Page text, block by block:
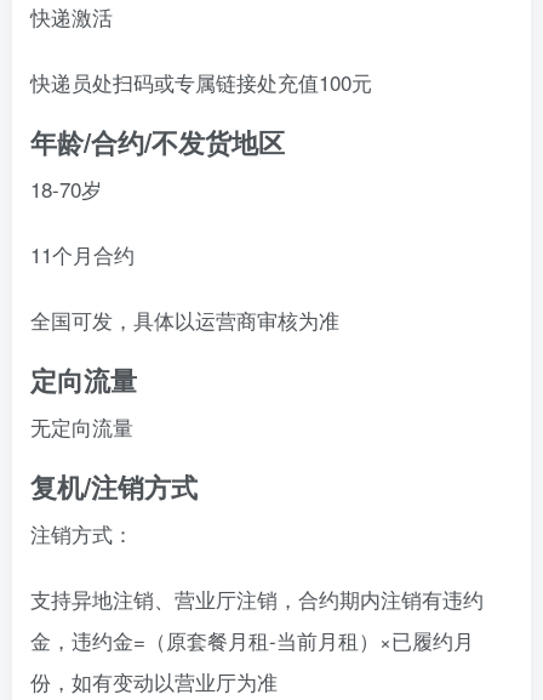
快递激活
快递员处扫码或专属链接处充值100元
年龄/合约/不发货地区
18-70岁
11个月合约
全国可发，具体以运营商审核为准
定向流量
无定向流量
复机/注销方式
注销方式：
支持异地注销、营业厅注销，合约期内注销有违约
金，违约金=（原套餐月租-当前月租）×已履约月
份，如有变动以营业厅为准